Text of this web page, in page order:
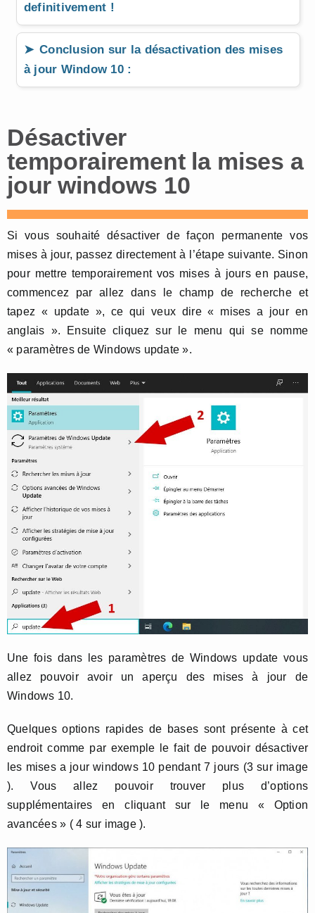
definitivement !
Conclusion sur la désactivation des mises
à jour Window 10 :
Désactiver
temporairement la mises a
jour windows 10
Si vous souhaité désactiver de façon permanente vos
mises à jour, passez directement à l’étape suivante. Sinon
pour mettre temporairement vos mises à jours en pause,
commencez par allez dans le champ de recherche et
tapez « update », ce qui veux dire « mises a jour en
anglais ». Ensuite cliquez sur le menu qui se nomme
« paramètres de Windows update ».
Une fois dans les paramètres de Windows update vous
allez pouvoir avoir un aperçu des mises à jour de
Windows 10.
Quelques options rapides de bases sont présente à cet
endroit comme par exemple le fait de pouvoir désactiver
les mises a jour windows 10 pendant 7 jours (3 sur image
). Vous allez pouvoir trouver plus d’options
supplémentaires en cliquant sur le menu « Option
avancées » ( 4 sur image ).